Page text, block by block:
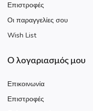
Επιστροφές
Οι παραγγελίες σου
Wish List
Ο λογαριασμός μου
Επικοινωνία
Επιστροφές